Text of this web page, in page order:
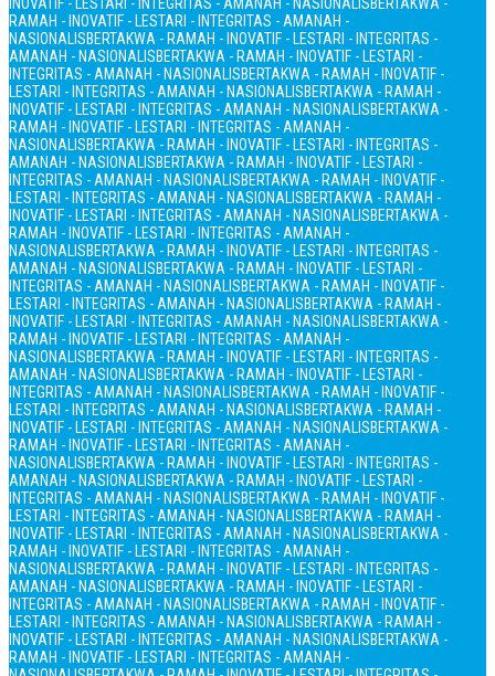
RAMAH - INOVATIF - LESTARI - INTEGRITAS - AMANAH -
NASIONALISBERTAKWA - RAMAH - INOVATIF - LESTARI - INTEGRITAS -
AMANAH - NASIONALISBERTAKWA - RAMAH - INOVATIF - LESTARI -
INTEGRITAS - AMANAH - NASIONALISBERTAKWA - RAMAH - INOVATIF -
LESTARI - INTEGRITAS - AMANAH - NASIONALISBERTAKWA - RAMAH -
INOVATIF - LESTARI - INTEGRITAS - AMANAH - NASIONALISBERTAKWA -
RAMAH - INOVATIF - LESTARI - INTEGRITAS - AMANAH -
NASIONALISBERTAKWA - RAMAH - INOVATIF - LESTARI - INTEGRITAS -
AMANAH - NASIONALISBERTAKWA - RAMAH - INOVATIF - LESTARI -
INTEGRITAS - AMANAH - NASIONALISBERTAKWA - RAMAH - INOVATIF -
LESTARI - INTEGRITAS - AMANAH - NASIONALISBERTAKWA - RAMAH -
INOVATIF - LESTARI - INTEGRITAS - AMANAH - NASIONALISBERTAKWA -
RAMAH - INOVATIF - LESTARI - INTEGRITAS - AMANAH -
NASIONALISBERTAKWA - RAMAH - INOVATIF - LESTARI - INTEGRITAS -
AMANAH - NASIONALISBERTAKWA - RAMAH - INOVATIF - LESTARI -
INTEGRITAS - AMANAH - NASIONALISBERTAKWA - RAMAH - INOVATIF -
LESTARI - INTEGRITAS - AMANAH - NASIONALISBERTAKWA - RAMAH -
INOVATIF - LESTARI - INTEGRITAS - AMANAH - NASIONALISBERTAKWA -
RAMAH - INOVATIF - LESTARI - INTEGRITAS - AMANAH -
NASIONALISBERTAKWA - RAMAH - INOVATIF - LESTARI - INTEGRITAS -
AMANAH - NASIONALISBERTAKWA - RAMAH - INOVATIF - LESTARI -
INTEGRITAS - AMANAH - NASIONALISBERTAKWA - RAMAH - INOVATIF -
LESTARI - INTEGRITAS - AMANAH - NASIONALISBERTAKWA - RAMAH -
INOVATIF - LESTARI - INTEGRITAS - AMANAH - NASIONALISBERTAKWA -
RAMAH - INOVATIF - LESTARI - INTEGRITAS - AMANAH -
NASIONALISBERTAKWA - RAMAH - INOVATIF - LESTARI - INTEGRITAS -
AMANAH - NASIONALISBERTAKWA - RAMAH - INOVATIF - LESTARI -
INTEGRITAS - AMANAH - NASIONALISBERTAKWA - RAMAH - INOVATIF -
LESTARI - INTEGRITAS - AMANAH - NASIONALISBERTAKWA - RAMAH -
INOVATIF - LESTARI - INTEGRITAS - AMANAH - NASIONALISBERTAKWA -
RAMAH - INOVATIF - LESTARI - INTEGRITAS - AMANAH -
NASIONALISBERTAKWA - RAMAH - INOVATIF - LESTARI - INTEGRITAS -
AMANAH - NASIONALISBERTAKWA - RAMAH - INOVATIF - LESTARI -
INTEGRITAS - AMANAH - NASIONALISBERTAKWA - RAMAH - INOVATIF -
LESTARI - INTEGRITAS - AMANAH - NASIONALISBERTAKWA - RAMAH -
INOVATIF - LESTARI - INTEGRITAS - AMANAH - NASIONALISBERTAKWA -
RAMAH - INOVATIF - LESTARI - INTEGRITAS - AMANAH -